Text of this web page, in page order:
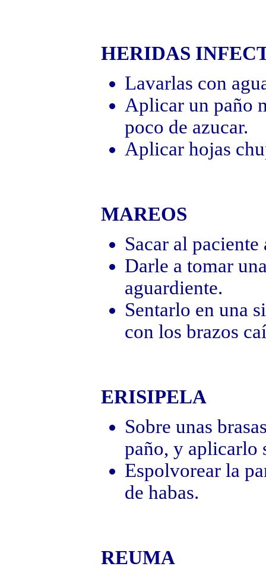
HERIDAS
Lavarlas con
Aplicar un paño
poco de azucar.
Aplicar hojas
MAREOS
Sacar al
Darle a tomar
aguardiente.
Sentarlo en una
con los brazos
ERISIPELA
Sobre unas
paño, y aplicarlo
Espolvorear la
de habas.
REUMA